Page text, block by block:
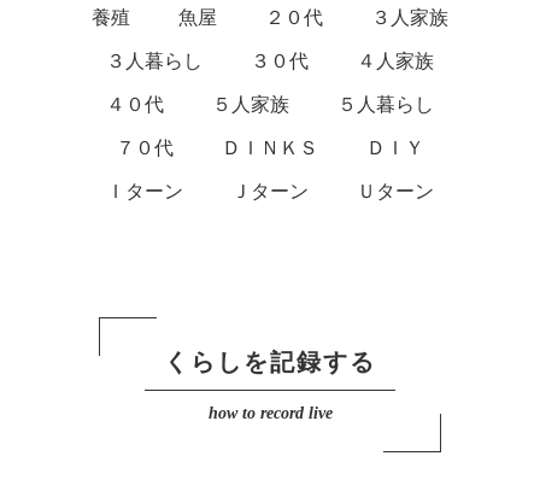
養殖 魚屋 ２０代 ３人家族
３人暮らし ３０代 ４人家族
４０代 ５人家族 ５人暮らし
７０代 ＤＩＮＫＳ ＤＩＹ
Ｉターン Ｊターン Ｕターン
くらしを記録する
how to record live